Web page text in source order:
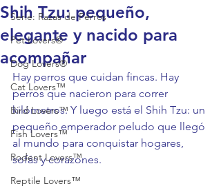
Serie: Razas de Perros
Pet Lovers®
Dog Lovers®
Cat Lovers™
Bird Lovers™
Fish Lovers™
Rodent Lovers™
Reptile Lovers™
Shih Tzu: pequeño,
elegante y nacido para
acompañar
Hay perros que cuidan fincas. Hay
perros que nacieron para correr
kilómetros. Y luego está el Shih Tzu: un
pequeño emperador peludo que llegó
al mundo para conquistar hogares,
sofás y corazones.